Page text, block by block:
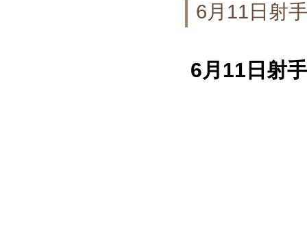
6月11日射
6月11日射